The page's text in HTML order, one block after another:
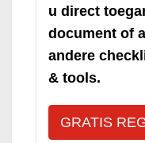
u direct
document of
andere
& tools.
GRATIS